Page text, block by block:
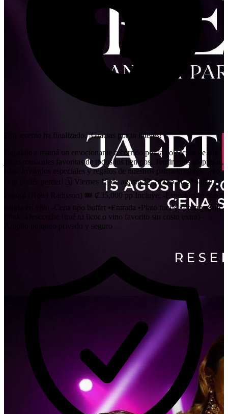
Este evento ha finalizado. ¡Gracias por tu interés!
Regalale a mamá un emocionante recorrido por la colección de sus
joyas musicales favoritas de todos los tiempos. Tendremos sorpresas,
rifas, invitados especiales y regalos de nuestros patrocinadores. ¡No
te lo podés perder! 🗓️ Viernes 15 de agosto ⏰ 7:00 p.m. 📍Salón
Zurquí (Hotel Radisson) 🎟️ ₡35,000 pp Incluye: -Espectáculo con
banda en vivo -Cena tipo buffet •Entrada •Plato fuerte •Postre •Soft
drink -Descorche (traé tu licor o vino favorito sin costo extra) -
Amplio parqueo privado y seguro